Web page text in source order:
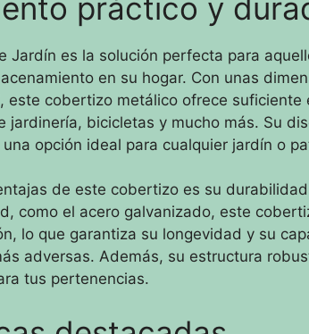
práctico y
Jardín es la solución perfecta para
en su hogar. Con unas
este cobertizo metálico ofrece suficiente
jardinería, bicicletas y mucho más. Su
opción ideal para cualquier jardín o
de este cobertizo es su
como el acero galvanizado, este
lo que garantiza su longevidad y su
adversas. Además, su estructura
tus pertenencias.